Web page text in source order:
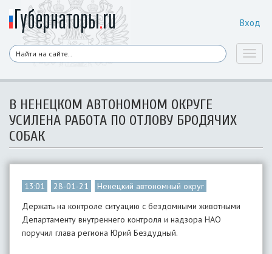
Вход
​В НЕНЕЦКОМ АВТОНОМНОМ ОКРУГЕ
УСИЛЕНА РАБОТА ПО ОТЛОВУ БРОДЯЧИХ
СОБАК
13:01 28-01-21
Ненецкий автономный округ
Держать на контроле ситуацию с бездомными животными
Департаменту внутреннего контроля и надзора НАО
поручил глава региона Юрий Бездудный.